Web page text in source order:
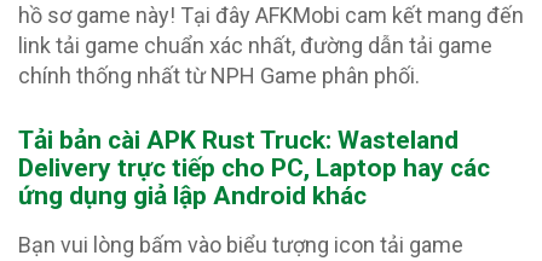
hồ sơ game này! Tại đây AFKMobi cam kết mang đến
link tải game chuẩn xác nhất, đường dẫn tải game
chính thống nhất từ NPH Game phân phối.
Tải bản cài APK Rust Truck: Wasteland
Delivery trực tiếp cho PC, Laptop hay các
ứng dụng giả lập Android khác
Bạn vui lòng bấm vào biểu tượng icon tải game